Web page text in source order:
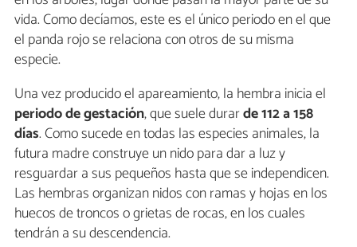
vida. Como decíamos, este es el único periodo en el que
el panda rojo se relaciona con otros de su misma
especie.
Una vez producido el apareamiento, la hembra inicia el
periodo de gestación, que suele durarde 112 a 158
días. Como sucede en todas las especies animales, la
futura madre construye un nido para dar a luz y
resguardar a sus pequeños hasta que se independicen.
Las hembras organizan nidos con ramas y hojas en los
huecos de troncos o grietas de rocas, en los cuales
tendrán a su descendencia.